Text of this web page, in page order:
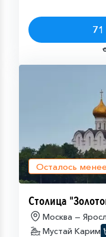
71
Осталось менее
Столица
Москва —
Мустай Карим